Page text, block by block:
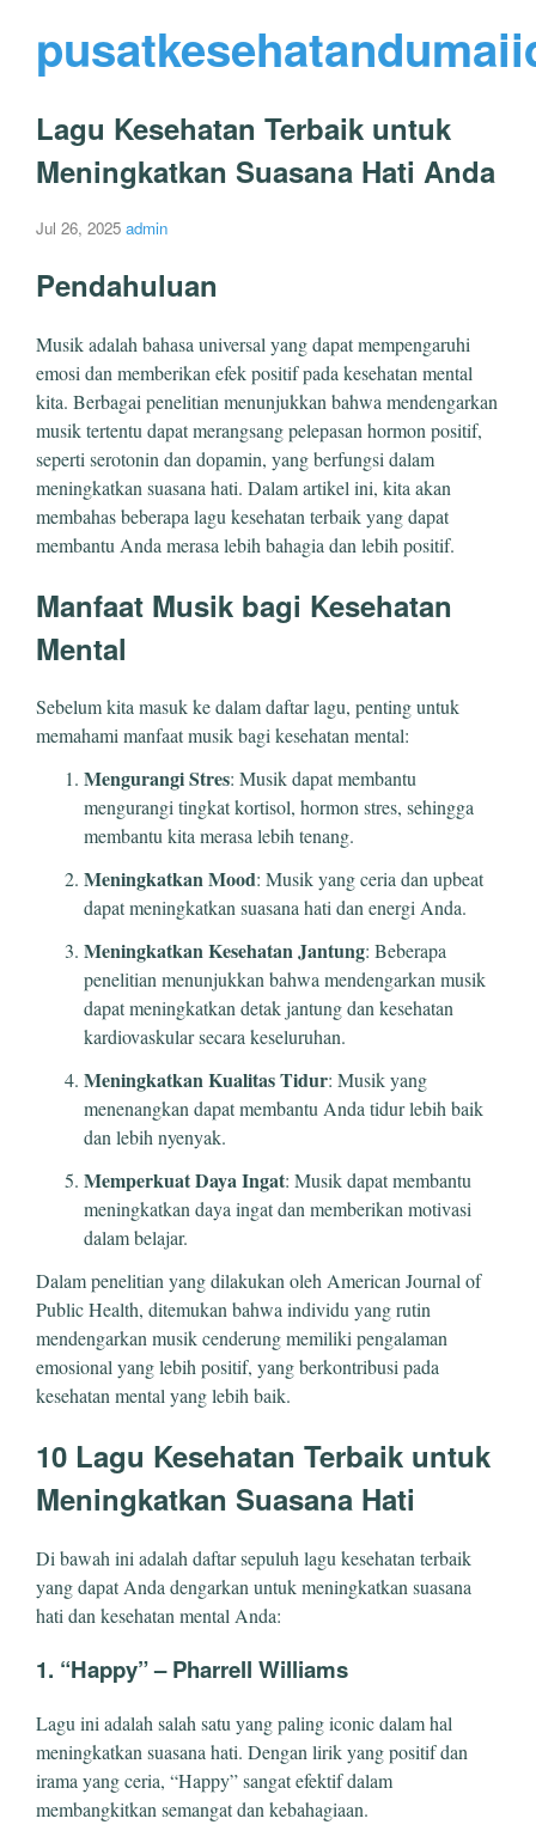
Lagu Kesehatan Terbaik untuk
Meningkatkan Suasana Hati Anda
Jul 26, 2025 admin
Pendahuluan
Musik adalah bahasa universal yang dapat mempengaruhi
emosi dan memberikan efek positif pada kesehatan mental
kita. Berbagai penelitian menunjukkan bahwa mendengarkan
musik tertentu dapat merangsang pelepasan hormon positif,
seperti serotonin dan dopamin, yang berfungsi dalam
meningkatkan suasana hati. Dalam artikel ini, kita akan
membahas beberapa lagu kesehatan terbaik yang dapat
membantu Anda merasa lebih bahagia dan lebih positif.
Manfaat Musik bagi Kesehatan
Mental
Sebelum kita masuk ke dalam daftar lagu, penting untuk
memahami manfaat musik bagi kesehatan mental:
Mengurangi Stres: Musik dapat membantu
mengurangi tingkat kortisol, hormon stres, sehingga
membantu kita merasa lebih tenang.
Meningkatkan Mood: Musik yang ceria dan upbeat
dapat meningkatkan suasana hati dan energi Anda.
Meningkatkan Kesehatan Jantung: Beberapa
penelitian menunjukkan bahwa mendengarkan musik
dapat meningkatkan detak jantung dan kesehatan
kardiovaskular secara keseluruhan.
Meningkatkan Kualitas Tidur: Musik yang
menenangkan dapat membantu Anda tidur lebih baik
dan lebih nyenyak.
Memperkuat Daya Ingat: Musik dapat membantu
meningkatkan daya ingat dan memberikan motivasi
dalam belajar.
Dalam penelitian yang dilakukan oleh American Journal of
Public Health, ditemukan bahwa individu yang rutin
mendengarkan musik cenderung memiliki pengalaman
emosional yang lebih positif, yang berkontribusi pada
kesehatan mental yang lebih baik.
10 Lagu Kesehatan Terbaik untuk
Meningkatkan Suasana Hati
Di bawah ini adalah daftar sepuluh lagu kesehatan terbaik
yang dapat Anda dengarkan untuk meningkatkan suasana
hati dan kesehatan mental Anda:
1. “Happy” – Pharrell Williams
Lagu ini adalah salah satu yang paling iconic dalam hal
meningkatkan suasana hati. Dengan lirik yang positif dan
irama yang ceria, “Happy” sangat efektif dalam
membangkitkan semangat dan kebahagiaan.